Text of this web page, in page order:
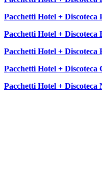
Pacchetti Hotel + Discoteca
Pacchetti Hotel + Discoteca
Pacchetti Hotel + Discoteca
Pacchetti Hotel + Discoteca
Pacchetti Hotel + Discoteca